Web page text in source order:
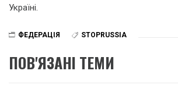
Україні.
ФЕДЕРАЦІЯ STOPRUSSIA
ПОВ'ЯЗАНІ ТЕМИ